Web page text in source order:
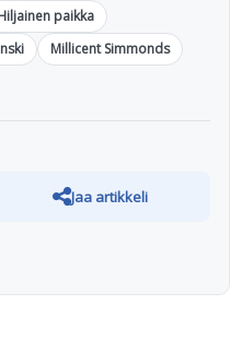
paikka
Millicent Simmonds
Jaa artikkeli